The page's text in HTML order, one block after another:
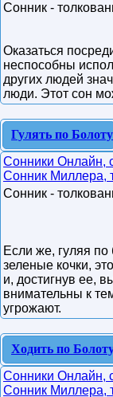
Сонник -
Оказаться
неспособны
других людей
люди. Этот сон
Гулять по Болоту
Сонники Онлайн,
Сонник Миллера,
Сонник -
Если же, гуляя по
зеленые кочки,
и, достигнув ее,
внимательны к
угрожают.
Ходить по
Сонники Онлайн,
Сонник Миллера,